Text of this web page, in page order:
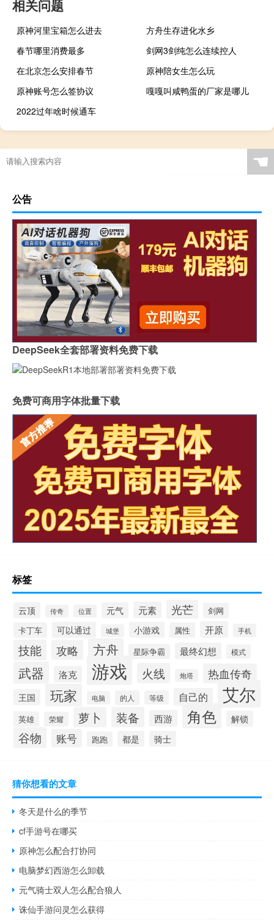
相关问题
原神河里宝箱怎么进去
方舟生存进化水乡
春节哪里消费最多
剑网3剑纯怎么连续控人
在北京怎么安排春节
原神陪女生怎么玩
原神账号怎么签协议
嘎嘎叫咸鸭蛋的厂家是哪儿
2022过年啥时候通车
☚
公告
DeepSeek全套部署资料免费下载
免费可商用字体批量下载
标签
云顶 传奇 位置 元气 元素 光芒
剑网
卡丁车
可以通过 城堡 小游戏 属性 开原 手机
技能 攻略 方舟 星际争霸 最终幻想 模式
武器 洛克 游戏 火线 炮塔 热血传奇
王国 玩家 电脑 的人 等级 自己的 艾尔
英雄 荣耀 萝卜 装备 西游 角色 解锁
谷物 账号 跑跑 都是 骑士
猜你想看的文章
冬天是什么的季节
cf手游号在哪买
原神怎么配合打协同
电脑梦幻西游怎么卸载
元气骑士双人怎么配合狼人
诛仙手游问灵怎么获得